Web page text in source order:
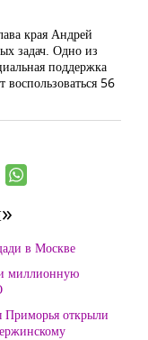
края Андрей
задач. Одно из
поддержка
56
в Москве
миллионную
Приморья открыли